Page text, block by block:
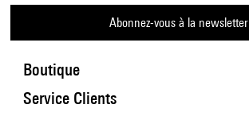
Boutique
Abonnez-vous à la newsletter
Service Clients